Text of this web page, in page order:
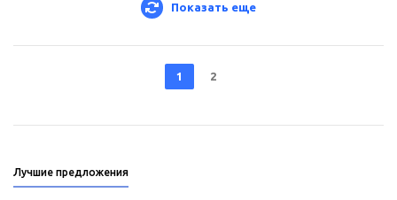
Показать еще
1 2
Лучшие предложения